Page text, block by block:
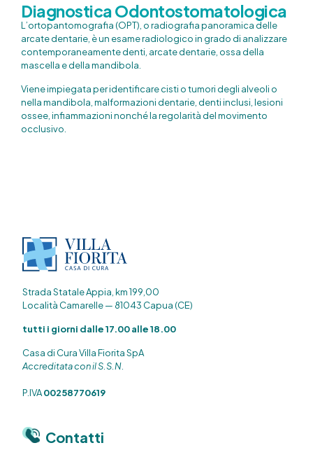
Diagnostica Odontostomatologica
L’ortopantomografia (OPT), o radiografia panoramica delle
arcate dentarie, è un esame radiologico in grado di analizzare
contemporaneamente denti, arcate dentarie, ossa della
mascella e della mandibola.
Viene impiegata per identificare cisti o tumori degli alveoli o
nella mandibola, malformazioni dentarie, denti inclusi, lesioni
ossee, infiammazioni nonché la regolarità del movimento
occlusivo.
Strada Statale Appia, km 199,00
Località Camarelle — 81043 Capua (CE)
tutti i giorni dalle 17.00 alle 18.00
Casa di Cura Villa Fiorita SpA
Accreditata con il S.S.N.
P.IVA00258770619
Contatti